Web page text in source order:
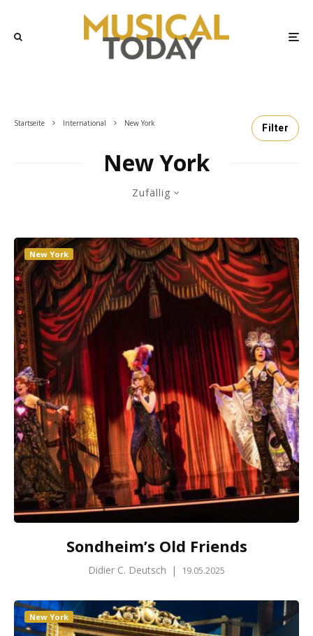
Startseite International New York Filter
New York
Zufällig
New York
Sondheim’s Old Friends
Didier C. Deutsch | 19.05.2025
New York